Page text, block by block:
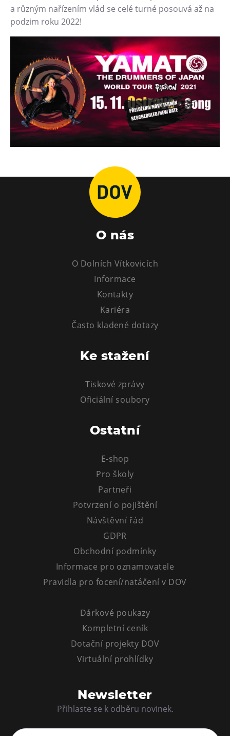
Heligonka
Národní zemědělské muzeum
Fajna Dilna
FUTUREUM
Prohlídky
Dolní Vítkovice
Kavárna Velký Svět techniky
Restaurace VP ART
CØKAFE Dolní Vítkovice
Tematické dárkové poukazy
a různým nařízením vlád se celé turné posouvá až na
podzim roku 2022!
O nás
O Dolních Vítkovicích
Informace
Kontakty
Kariéra
Často kladené dotazy
Ke stažení
Tiskové zprávy
Oficiální soubory
Ostatní
E-shop
Pro školy
Partneři
Potvrzení o pojištění
Návštěvní řád
GDPR
Obchodní podmínky
Informace pro oznamovatele
Pravidla pro focení/natáčení v DOV
Dárkové poukazy
Kompletní ceník
Dotační projekty DOV
Virtuální prohlídky
Newsletter
Přihlaste se k odběru novinek.